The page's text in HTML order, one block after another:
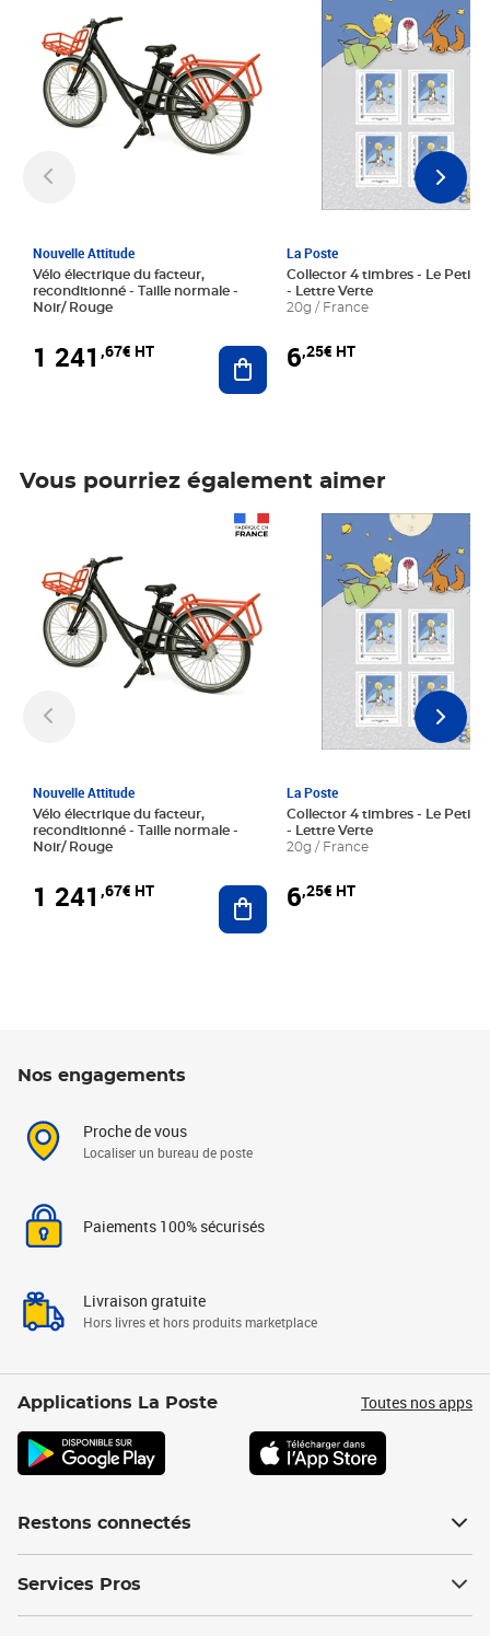
Nouvelle Attitude
Vélo électrique du facteur,
reconditionné - Taille normale -
Noir/ Rouge
1 241 ,67€ HT Ajouter au panier
La Poste
Collector 4 timbres - Le Petit
- Lettre Verte
20g / France
6,25€ HT
Vous pourriez également aimer
Nouvelle Attitude
Vélo électrique du facteur,
reconditionné - Taille normale -
Noir/ Rouge
1 241 ,67€ HT Ajouter au panier
La Poste
Collector 4 timbres - Le Petit
- Lettre Verte
20g / France
6,25€ HT
Prix 6,25€ HT
Nos engagements
Proche de vous
Localiser un bureau de poste
Paiements 100% sécurisés
Livraison gratuite
Hors livres et hors produits marketplace
Applications La Poste Toutes nos apps
Restons connectés
Services Pros